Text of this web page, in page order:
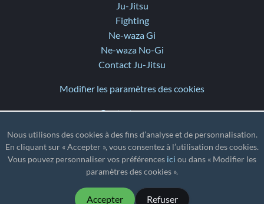
Nous utilisons des cookies à des fins d’analyse et de personnalisation.
En cliquant sur « Accepter », vous consentez à l’utilisation des cookies.
Vous pouvez personnaliser vos préférences ici ou dans « Modifier les
paramètres des cookies ».
Accepter Refuser
Ju-Jitsu
Fighting
Ne-waza Gi
Ne-waza No-Gi
Contact Ju-Jitsu
Modifier les paramètres des cookies
Contactez-nous
Notes de version
TZ : UTC